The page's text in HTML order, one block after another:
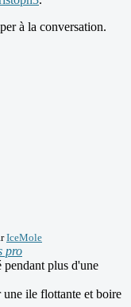
à la conversation.
IceMole
pro
plus d'une
une ile flottante et boire